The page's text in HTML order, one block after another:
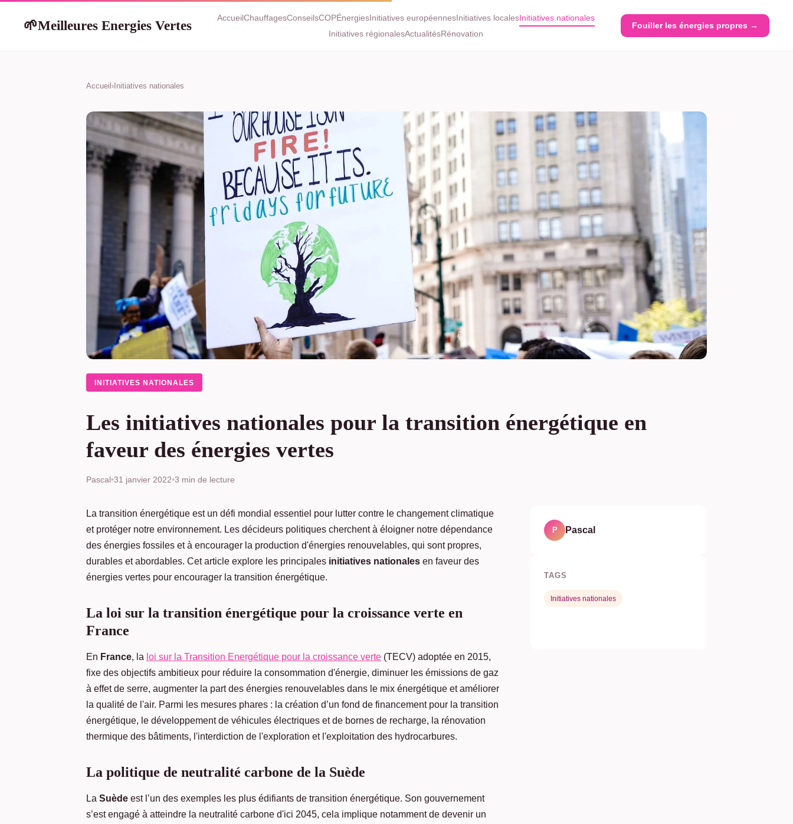
🌱Meilleures Energies Vertes AccueilChauffagesConseilsCOPÉnergiesInitiatives européennesInitiatives localesInitiatives nationales
Initiatives régionalesActualitésRénovation
Fouiller les énergies propres →
Accueil › Initiatives nationales
INITIATIVES NATIONALES
Les initiatives nationales pour la transition énergétique en
faveur des énergies vertes
Pascal•31 janvier 2022•3 min de lecture
La transition énergétique est un défi mondial essentiel pour lutter contre le changement climatique
et protéger notre environnement. Les décideurs politiques cherchent à éloigner notre dépendance
des énergies fossiles et à encourager la production d'énergies renouvelables, qui sont propres,
durables et abordables. Cet article explore les principales initiatives nationales en faveur des
énergies vertes pour encourager la transition énergétique.
La loi sur la transition énergétique pour la croissance verte en
France
En France, la loi sur la Transition Energétique pour la croissance verte (TECV) adoptée en 2015,
fixe des objectifs ambitieux pour réduire la consommation d'énergie, diminuer les émissions de gaz
à effet de serre, augmenter la part des énergies renouvelables dans le mix énergétique et améliorer
la qualité de l'air. Parmi les mesures phares : la création d’un fond de financement pour la transition
énergétique, le développement de véhicules électriques et de bornes de recharge, la rénovation
thermique des bâtiments, l'interdiction de l'exploration et l'exploitation des hydrocarbures.
La politique de neutralité carbone de la Suède
La Suède est l’un des exemples les plus édifiants de transition énergétique. Son gouvernement
s’est engagé à atteindre la neutralité carbone d'ici 2045, cela implique notamment de devenir un
P Pascal
TAGS
Initiatives nationales